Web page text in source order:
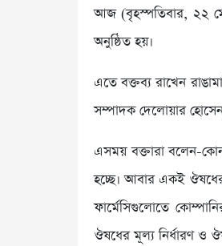
আজ (বৃহস্পতিবার, ২২ মে)
অনুষ্ঠিত হয়।
এতে বক্তব্য রাখেন
সম্পাদক দেলোয়ার
এসময় বক্তারা বলেন-কোন
হচ্ছে। আবার একই ঔষধের
ফার্মেসিগুলোতে
ঔষধের মূল্য নির্ধারণ ও